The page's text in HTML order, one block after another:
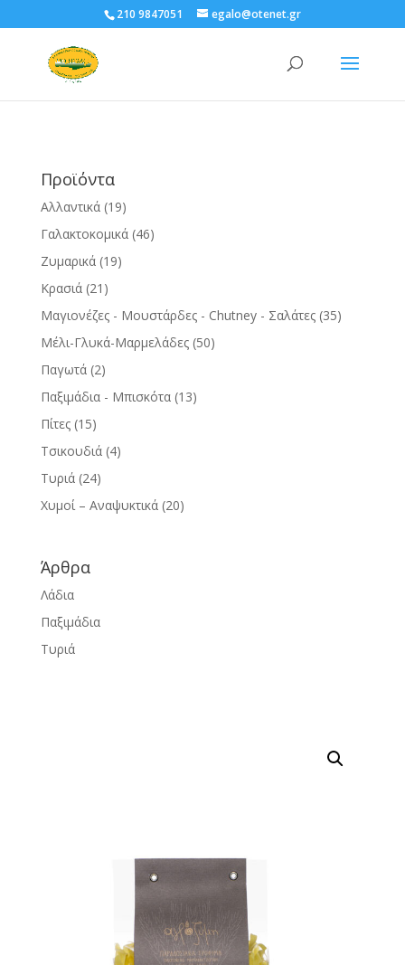
210 9847051 egalo@otenet.gr
Προϊόντα
Αλλαντικά (19)
Γαλακτοκομικά (46)
Ζυμαρικά (19)
Κρασιά (21)
Μαγιονέζες - Μουστάρδες - Chutney - Σαλάτες (35)
Μέλι-Γλυκά-Μαρμελάδες (50)
Παγωτά (2)
Παξιμάδια - Μπισκότα (13)
Πίτες (15)
Τσικουδιά (4)
Τυριά (24)
Χυμοί – Αναψυκτικά (20)
Άρθρα
Λάδια
Παξιμάδια
Τυριά